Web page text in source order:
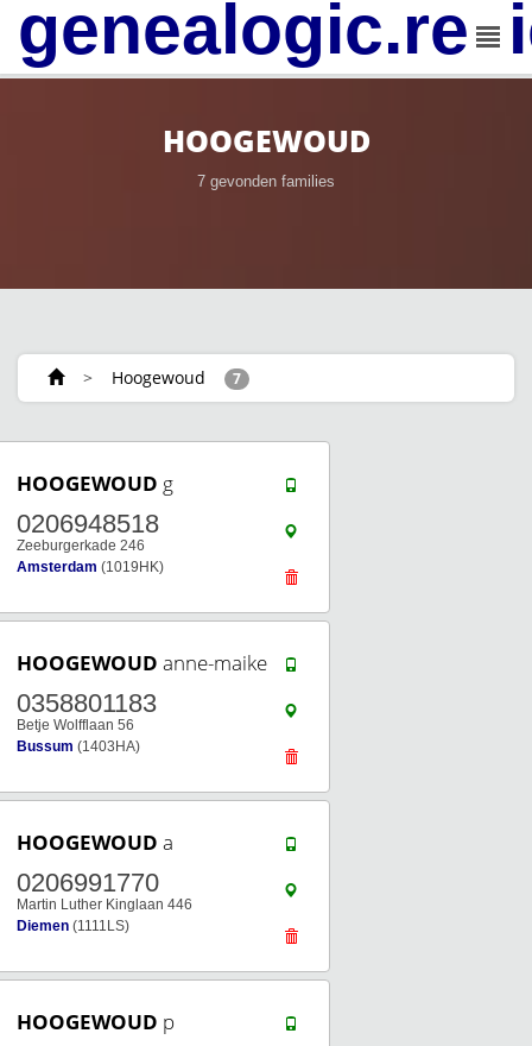
HOOGEWOUD
7 gevonden families
> Hoogewoud 7
HOOGEWOUD g
0206948518
Zeeburgerkade 246
Amsterdam (1019HK)
HOOGEWOUD anne-maike
0358801183
Betje Wolfflaan 56
Bussum (1403HA)
HOOGEWOUD a
0206991770
Martin Luther Kinglaan 446
Diemen (1111LS)
HOOGEWOUD p